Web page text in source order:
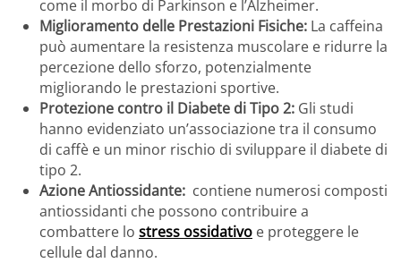
come il morbo di Parkinson e l’Alzheimer.
Miglioramento delle Prestazioni Fisiche: La caffeina
può aumentare la resistenza muscolare e ridurre la
percezione dello sforzo, potenzialmente
migliorando le prestazioni sportive.
Protezione contro il Diabete di Tipo 2: Gli studi
hanno evidenziato un’associazione tra il consumo
di caffè e un minor rischio di sviluppare il diabete di
tipo 2.
Azione Antiossidante: contiene numerosi composti
antiossidanti che possono contribuire a
combattere lo stress ossidativo e proteggere le
cellule dal danno.